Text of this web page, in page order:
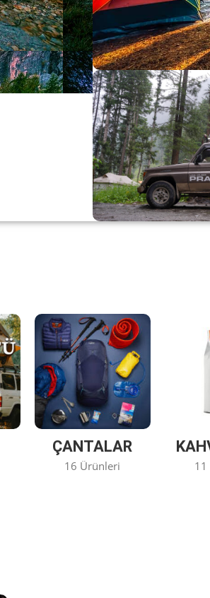
Büyük
0
Günler
00
Hr
Alışverişe Başla
ÇANTALAR
16 Ürünleri 11